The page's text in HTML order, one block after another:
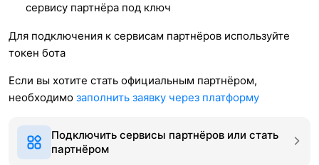
сервису партнёра под ключ
Для подключения к сервисам партнёров используйте
токен бота
Если вы хотите стать официальным партнёром,
необходимо заполнить заявку через платформу
Подключить сервисы партнёров или стать
партнёром